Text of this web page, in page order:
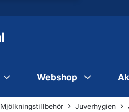
Webshop
Mjölkningstillbehör Juverhygien